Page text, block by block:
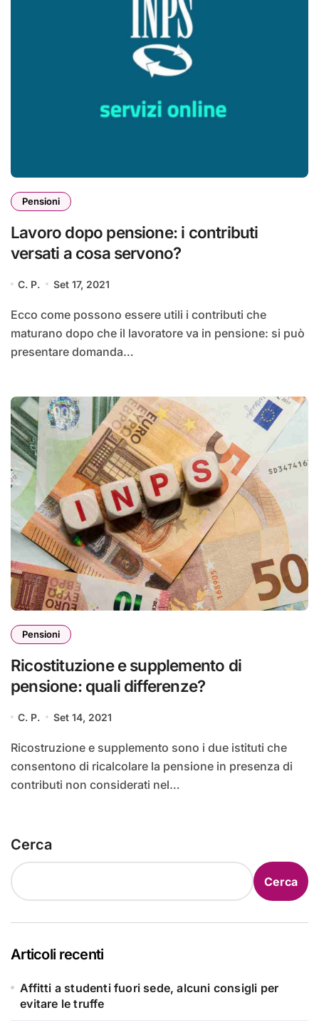
Pensioni
Lavoro dopo pensione: i contributi
versati a cosa servono?
C. P. Set 17, 2021
Ecco come possono essere utili i contributi che
maturano dopo che il lavoratore va in pensione: si può
presentare domanda…
Pensioni
Ricostituzione e supplemento di
pensione: quali differenze?
C. P. Set 14, 2021
Ricostruzione e supplemento sono i due istituti che
consentono di ricalcolare la pensione in presenza di
contributi non considerati nel…
Cerca
Cerca
Articoli recenti
Affitti a studenti fuori sede, alcuni consigli per
evitare le truffe